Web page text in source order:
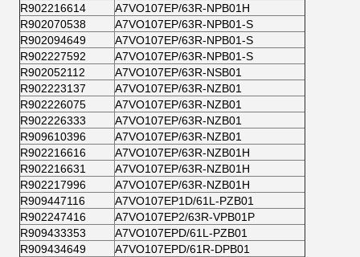
R902216614
A7VO107EP/63R-NPB01H
R902070538
A7VO107EP/63R-NPB01-S
R902094649
A7VO107EP/63R-NPB01-S
R902227592
A7VO107EP/63R-NPB01-S
R902052112
A7VO107EP/63R-NSB01
R902223137
A7VO107EP/63R-NZB01
R902226075
A7VO107EP/63R-NZB01
R902226333
A7VO107EP/63R-NZB01
R909610396
A7VO107EP/63R-NZB01
R902216616
A7VO107EP/63R-NZB01H
R902216631
A7VO107EP/63R-NZB01H
R902217996
A7VO107EP/63R-NZB01H
R909447116
A7VO107EP1D/61L-PZB01
R902247416
A7VO107EP2/63R-VPB01P
R909433353
A7VO107EPD/61L-PZB01
R909434649
A7VO107EPD/61R-DPB01